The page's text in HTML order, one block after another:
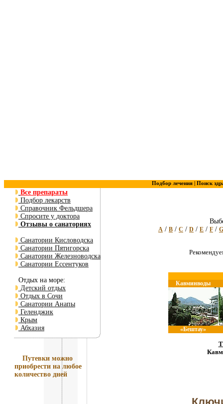
Подбор лечения | Поиск
Все препараты
Подбор лекарств
Справочник Фельдшера
Спросите у доктора
Отзывы о санаториях
Санатории Кисловодска
Санатории Пятигорска
Санатории Железноводска
Санатории Ессентуков
Отдых на море:
Детский отдых
Отдых в Сочи
Санатории Анапы
Геленджик
Крым
Абхазия
Путевки можно
приобрести на любое
количество дней
A / B / C / D / E / F / G
Кавминводы
«Бештау»